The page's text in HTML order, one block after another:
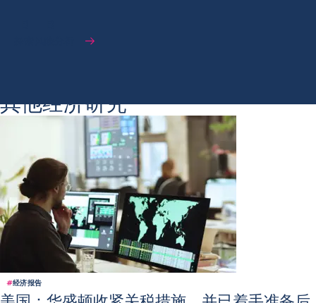
其他经济研究
#经济报告